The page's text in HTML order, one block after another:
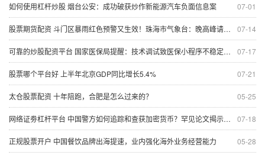
07-01
如何使用杠杆炒股 烟台公安：成功破获炒作新能源汽车负面信息案
07-14
股票期货配资 斗门区暴雨红色预警又生效！珠海市气象台：晚高峰请注意
07-17
可靠的炒股配资平台 国家医保局提醒：技术调试致医保小程序不稳定，可暂换平台
07-21
股票哪个平台好 上半年北京GDP同比增长5.4%
05-25
太仓股票配资 十年陪跑，合肥是怎么过来的？
07-18
网络证劵杠杆平台 中国警方如何追踪和查获加密货币？罕见论文揭示了取证工具
05-28
正规股票开户 中国餐饮品牌出海提速，业内强化海外业务经营能力